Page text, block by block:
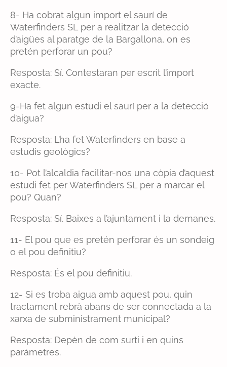
8- Ha cobrat algun import el saurí de
Waterfinders SL per a realitzar la detecció
d’aigües al paratge de la Bargallona, on es
pretén perforar un pou?
Resposta: Sí. Contestaran per escrit l’import
exacte.
9-Ha fet algun estudi el saurí per a la detecció
d’aigua?
Resposta: L’ha fet Waterfinders en base a
estudis geològics?
10- Pot l’alcaldia facilitar-nos una còpia d’aquest
estudi fet per Waterfinders SL per a marcar el
pou? Quan?
Resposta: Sí. Baixes a l’ajuntament i la demanes.
11- El pou que es pretén perforar és un sondeig
o el pou definitiu?
Resposta: És el pou definitiu.
12- Si es troba aigua amb aquest pou, quin
tractament rebrà abans de ser connectada a la
xarxa de subministrament municipal?
Resposta: Depèn de com surti i en quins
paràmetres.